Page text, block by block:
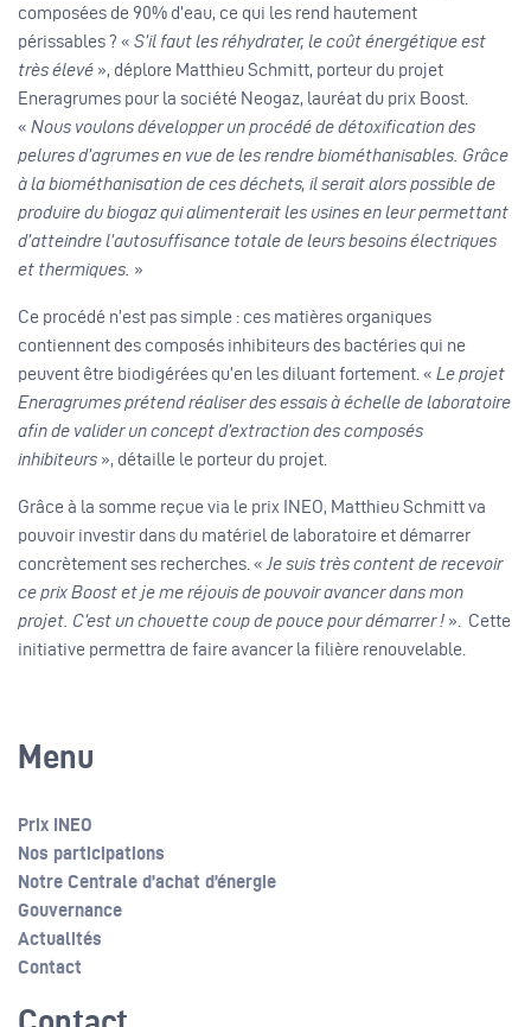
composées de 90% d’eau, ce qui les rend hautement
périssables ? « S’il faut les réhydrater, le coût énergétique est
très élevé », déplore Matthieu Schmitt, porteur du projet
Eneragrumes pour la société Neogaz, lauréat du prix Boost.
« Nous voulons développer un procédé de détoxification des
pelures d’agrumes en vue de les rendre biométhanisables. Grâce
à la biométhanisation de ces déchets, il serait alors possible de
produire du biogaz qui alimenterait les usines en leur permettant
d’atteindre l’autosuffisance totale de leurs besoins électriques
et thermiques. »
Ce procédé n’est pas simple : ces matières organiques
contiennent des composés inhibiteurs des bactéries qui ne
peuvent être biodigérées qu’en les diluant fortement. « Le projet
Eneragrumes prétend réaliser des essais à échelle de laboratoire
afin de valider un concept d’extraction des composés
inhibiteurs », détaille le porteur du projet.
Grâce à la somme reçue via le prix INEO, Matthieu Schmitt va
pouvoir investir dans du matériel de laboratoire et démarrer
concrètement ses recherches. « Je suis très content de recevoir
ce prix Boost et je me réjouis de pouvoir avancer dans mon
projet. C’est un chouette coup de pouce pour démarrer ! ». Cette
initiative permettra de faire avancer la filière renouvelable.
Menu
Prix INEO
Nos participations
Notre Centrale d’achat d’énergie
Gouvernance
Actualités
Contact